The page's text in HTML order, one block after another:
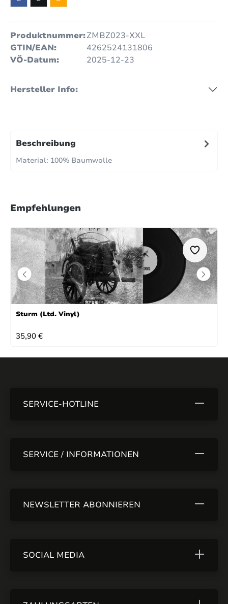
Produktnummer:ZMBZ023-XXL
GTIN/EAN:
4262524131806
VÖ-Datum:
2025-12-23
Hersteller Info:
Beschreibung
Material: 100% Baumwolle
Empfehlungen
Sturm (Ltd. Vinyl)
REGULÄRER PREIS:
35,90 €
SERVICE-HOTLINE
SERVICE / INFORMATIONEN
NEWSLETTER ABONNIEREN
SOCIAL MEDIA